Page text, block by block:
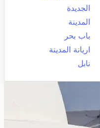
الجديدة
المدينة
باب بحر
اريانة المدينة
نابل